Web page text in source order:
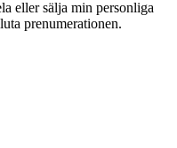
eller sälja min personliga
prenumerationen.